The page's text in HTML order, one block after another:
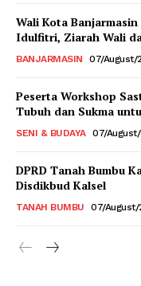
Wali Kota
Idulfitri, Ziarah Wali
BANJARMASIN 07/August/
Peserta Workshop
Tubuh dan Sukma
SENI & BUDAYA 07/
DPRD Tanah Bumbu
Disdikbud Kalsel
TANAH BUMBU 07/August/